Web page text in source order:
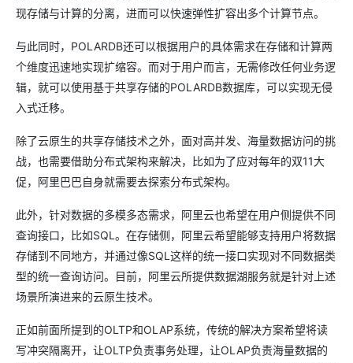
现存储与计算的分离，进而可以快速弹性扩容出多个计算节点。
与此同时，POLARDB还可以根据用户的具体需求在存储和计算两
个维度迅速地实现扩缩容。而对于用户而言，无需修改任何业务逻
辑，就可以使用基于共享存储的POLARDB数据库，可以实现无侵
入式迁移。
除了云原生的共享存储技术之外，面对高并发、海量数据访问的挑
战，也需要借助分布式架构来解决，比如为了应对每年的双11大
促，阿里巴巴自身就需要去探索分布式架构。
此外，针对数据的多模多态需求，阿里云也希望在用户侧提供不同
查询接口，比如SQL。在存储侧，阿里云希望能够支持用户将数据
存储到不同地方，并通过像SQL这样的统一接口实现对不同数据类
型的统一查询访问。目前，阿里云所提供数据湖服务就是针对上述
场景所演进来的云原生技术。
正如前面所提到的OLTP和OLAP系统，传统的解决方案希望将读
写冲突隔离开，让OLTP负责事务处理，让OLAP负责海量数据的